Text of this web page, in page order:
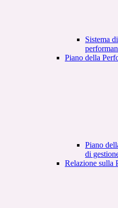
Sistema
Piano della
Piano
di
Relazione sulla